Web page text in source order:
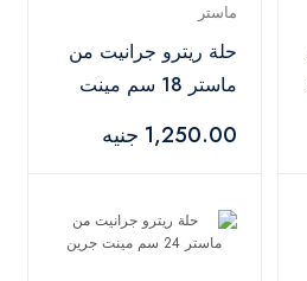
ماستر
حلة ريترو جرانيت من
ماستر 18 سم مينت
1,250.00 جنيه